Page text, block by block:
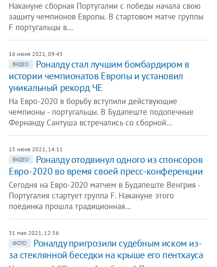
Накануне сборная Португалии с победы начала свою
защиту чемпионов Европы. В стартовом матче группы
F португальцы в…
16 июня 2021, 09:45
ВИДЕО
Роналду стал лучшим бомбардиром в
истории чемпионатов Европы и установил
уникальный рекорд ЧЕ
На Евро-2020 в борьбу вступили действующие
чемпионы - португальцы. В Будапеште подопечные
Фернанду Сантуша встречались со сборной…
15 июня 2021, 14:11
ВИДЕО
Роналду отодвинул одного из спонсоров
Евро-2020 во время своей пресс-конференции
Сегодня на Евро-2020 матчем в Будапеште Венгрия -
Португалия стартует группа F. Накануне этого
поединка прошла традиционная…
31 мая 2021, 12:56
ФОТО
Роналду пригрозили судебным иском из-
за стеклянной беседки на крыше его пентхауса